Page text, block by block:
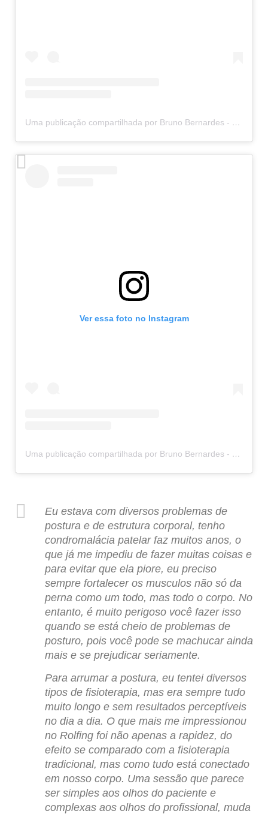
Uma publicação compartilhada por Bruno Bernardes - Rolfing IE (@rolfingcombruno)
Ver essa foto no Instagram
Uma publicação compartilhada por Bruno Bernardes - Rolfing IE (@rolfingcombruno)
Eu estava com diversos problemas de
postura e de estrutura corporal, tenho
condromalácia patelar faz muitos anos, o
que já me impediu de fazer muitas coisas e
para evitar que ela piore, eu preciso
sempre fortalecer os musculos não só da
perna como um todo, mas todo o corpo. No
entanto, é muito perigoso você fazer isso
quando se está cheio de problemas de
posturo, pois você pode se machucar ainda
mais e se prejudicar seriamente.
Para arrumar a postura, eu tentei diversos
tipos de fisioterapia, mas era sempre tudo
muito longo e sem resultados perceptíveis
no dia a dia. O que mais me impressionou
no Rolfing foi não apenas a rapidez, do
efeito se comparado com a fisioterapia
tradicional, mas como tudo está conectado
em nosso corpo. Uma sessão que parece
ser simples aos olhos do paciente e
complexas aos olhos do profissional, muda